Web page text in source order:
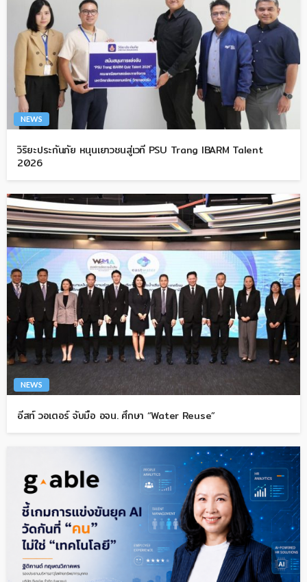
NEWS
วิริยะประกันภัย หนุนเยาวชนสู่เวที PSU Trang IBARM Talent
2026
NEWS
อีสท์ วอเตอร์ จับมือ อจน. ศึกษา “Water Reuse”